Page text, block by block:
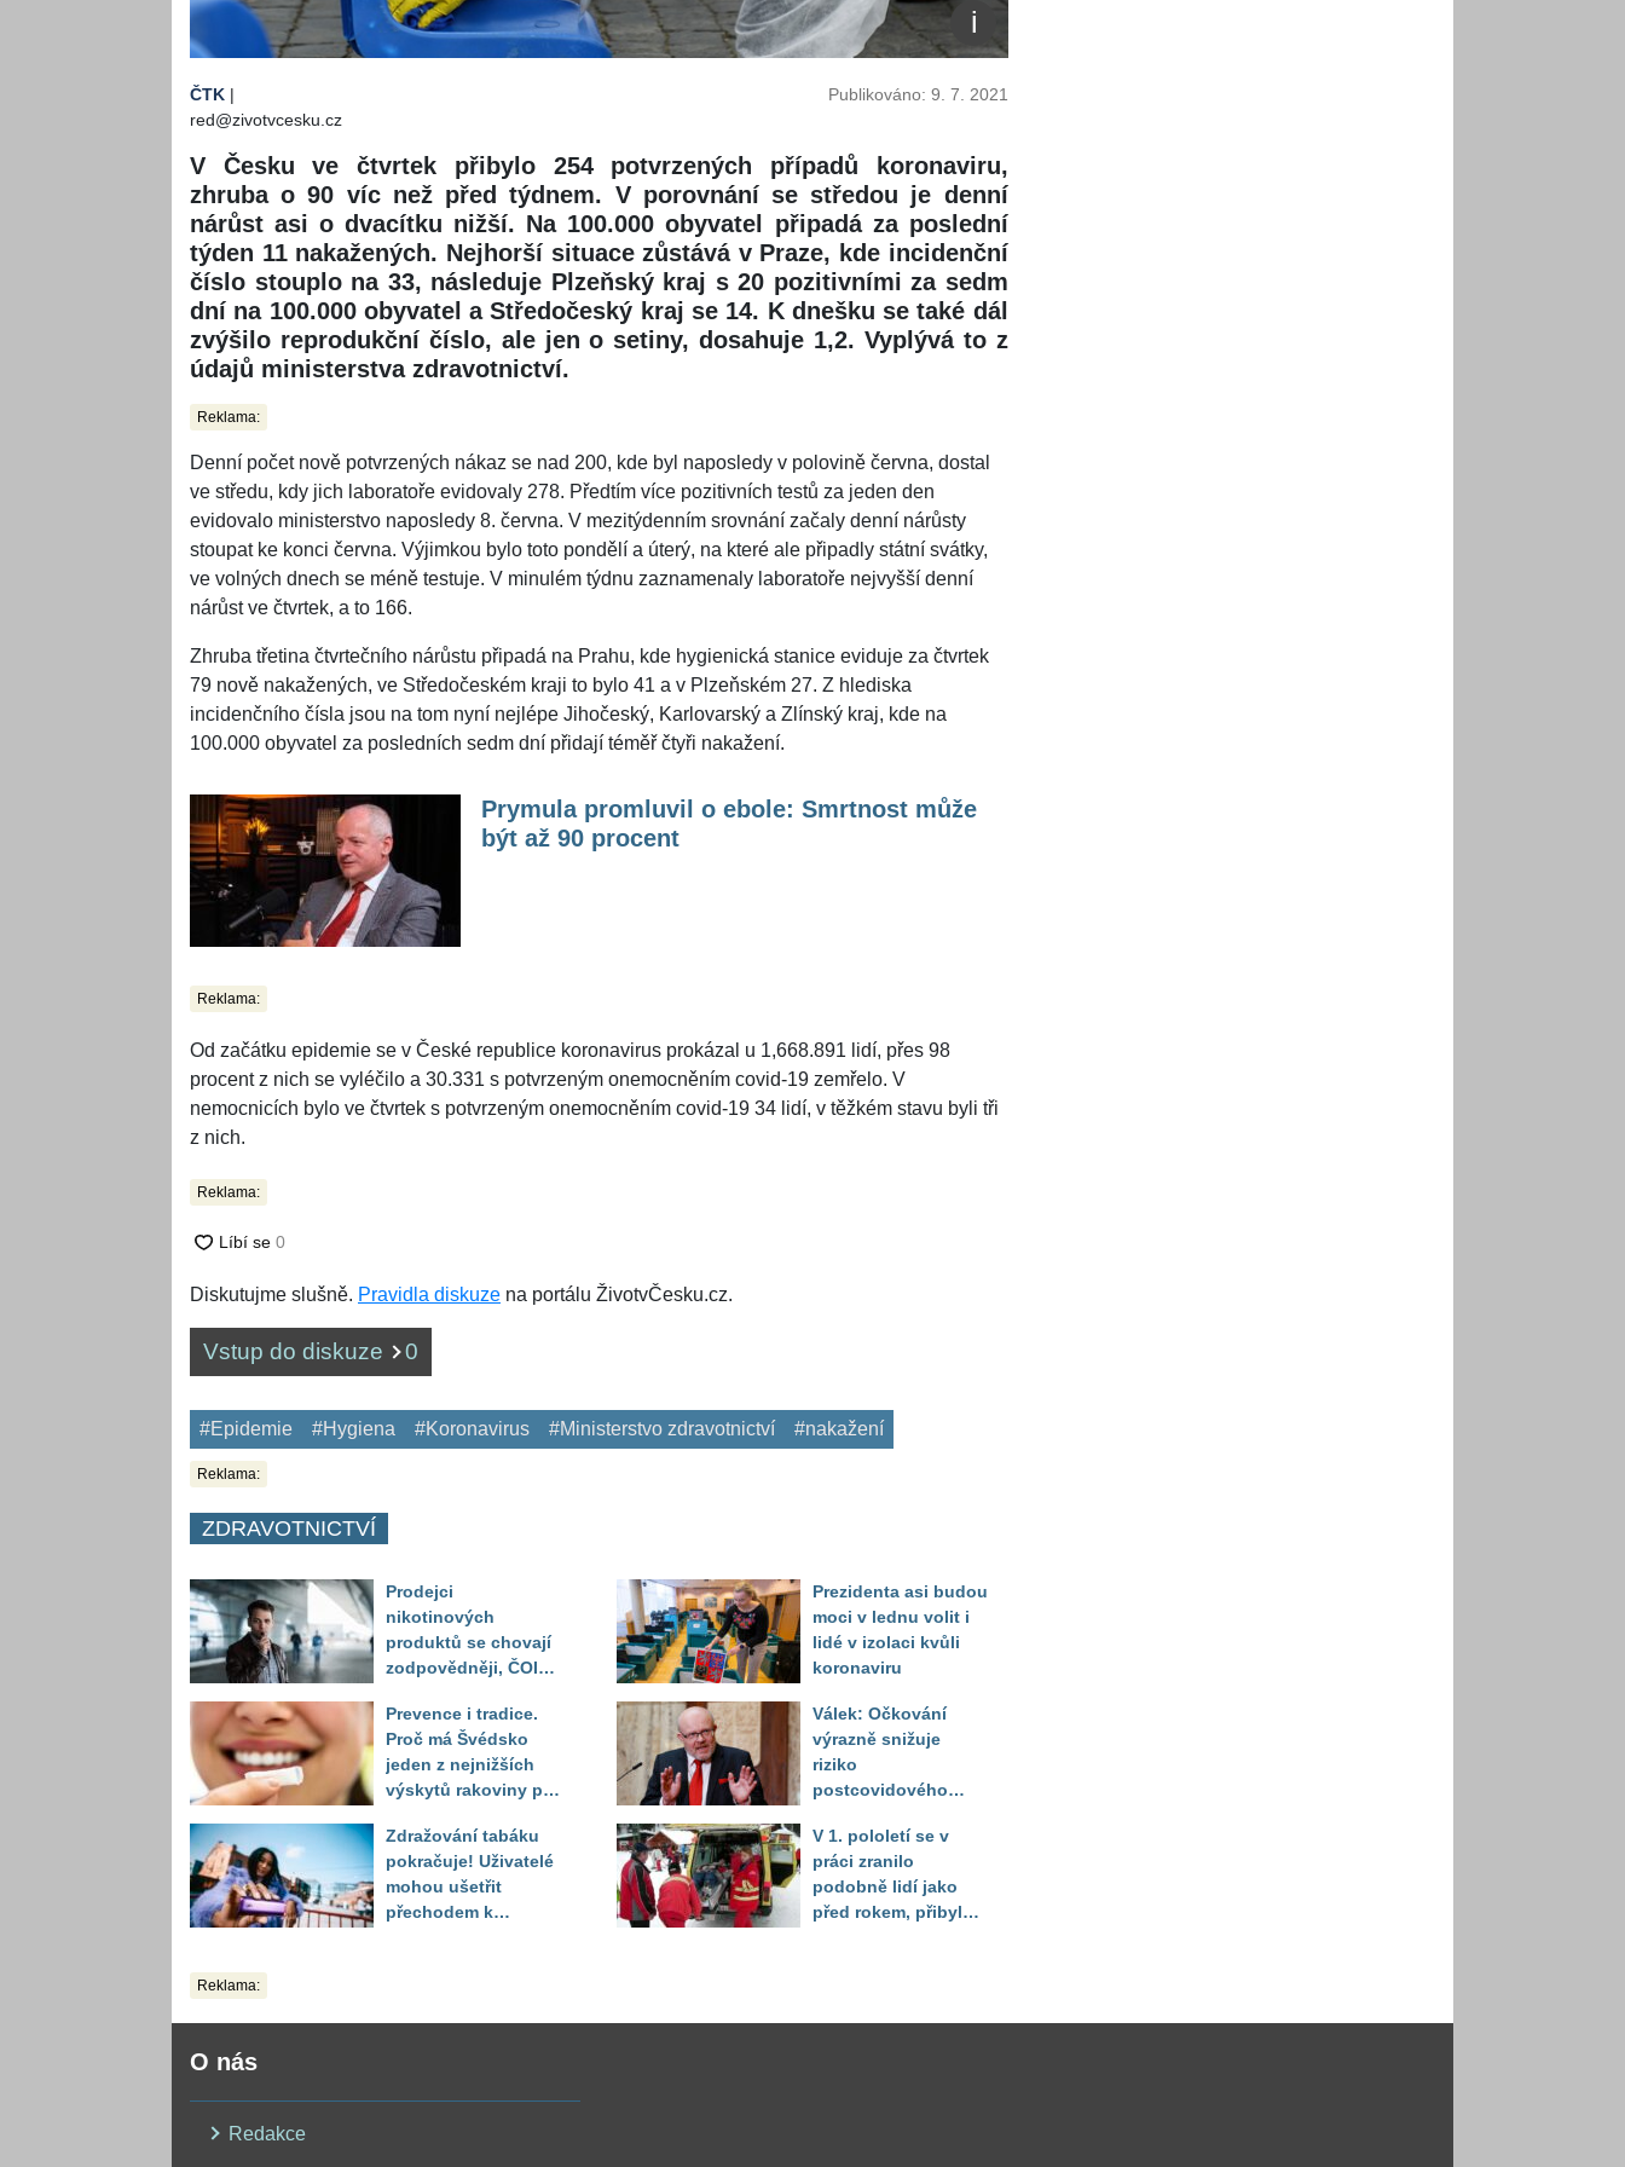
ČTK |
red@zivotvcesku.cz
Publikováno: 9. 7. 2021
V Česku ve čtvrtek přibylo 254 potvrzených případů koronaviru,
zhruba o 90 víc než před týdnem. V porovnání se středou je denní
nárůst asi o dvacítku nižší. Na 100.000 obyvatel připadá za poslední
týden 11 nakažených. Nejhorší situace zůstává v Praze, kde incidenční
číslo stouplo na 33, následuje Plzeňský kraj s 20 pozitivními za sedm
dní na 100.000 obyvatel a Středočeský kraj se 14. K dnešku se také dál
zvýšilo reprodukční číslo, ale jen o setiny, dosahuje 1,2. Vyplývá to z
údajů ministerstva zdravotnictví.
Reklama:
Denní počet nově potvrzených nákaz se nad 200, kde byl naposledy v polovině června, dostal
ve středu, kdy jich laboratoře evidovaly 278. Předtím více pozitivních testů za jeden den
evidovalo ministerstvo naposledy 8. června. V mezitýdenním srovnání začaly denní nárůsty
stoupat ke konci června. Výjimkou bylo toto pondělí a úterý, na které ale připadly státní svátky,
ve volných dnech se méně testuje. V minulém týdnu zaznamenaly laboratoře nejvyšší denní
nárůst ve čtvrtek, a to 166.
Zhruba třetina čtvrtečního nárůstu připadá na Prahu, kde hygienická stanice eviduje za čtvrtek
79 nově nakažených, ve Středočeském kraji to bylo 41 a v Plzeňském 27. Z hlediska
incidenčního čísla jsou na tom nyní nejlépe Jihočeský, Karlovarský a Zlínský kraj, kde na
100.000 obyvatel za posledních sedm dní přidají téměř čtyři nakažení.
Prymula promluvil o ebole: Smrtnost může
být až 90 procent
Reklama:
Od začátku epidemie se v České republice koronavirus prokázal u 1,668.891 lidí, přes 98
procent z nich se vyléčilo a 30.331 s potvrzeným onemocněním covid-19 zemřelo. V
nemocnicích bylo ve čtvrtek s potvrzeným onemocněním covid-19 34 lidí, v těžkém stavu byli tři
z nich.
Reklama:
Diskutujme slušně. Pravidla diskuze na portálu ŽivotvČesku.cz.
Vstup do diskuze 0
#Epidemie #Hygiena #Koronavirus #Ministerstvo zdravotnictví #nakažení
Reklama:
ZDRAVOTNICTVÍ
Prodejci
nikotinových
produktů se chovají
zodpovědněji, ČOI
problém v prodeji
alkoholu mladistvým
Prevence i tradice.
Proč má Švédsko
jeden z nejnižších
výskytů rakoviny plic
Zdražování tabáku
pokračuje! Uživatelé
mohou ušetřit
přechodem k
Prezidenta asi budou
moci v lednu volit i
lidé v izolaci kvůli
koronaviru
Válek: Očkování
výrazně snižuje
riziko
postcovidového
V 1. pololetí se v
práci zranilo
podobně lidí jako
před rokem, přibylo
Reklama:
O nás
Redakce